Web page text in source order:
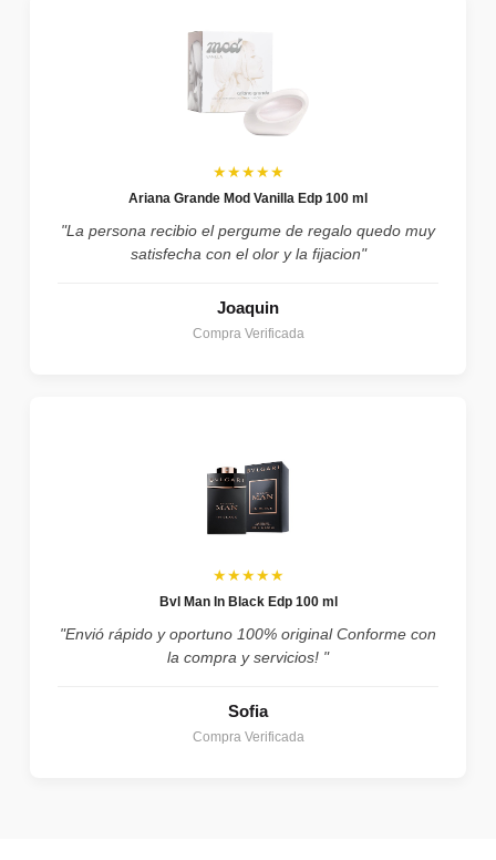
★★★★★
Ariana Grande Mod Vanilla Edp 100 ml
"La persona recibio el pergume de regalo quedo muy
satisfecha con el olor y la fijacion"
Joaquin
Compra Verificada
★★★★★
Bvl Man In Black Edp 100 ml
"Envió rápido y oportuno 100% original Conforme con
la compra y servicios! "
Sofia
Compra Verificada